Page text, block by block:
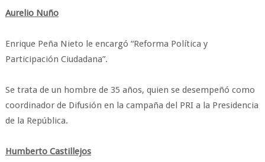
Aurelio Nuño
Enrique Peña Nieto le encargó “Reforma Política y
Participación Ciudadana”.
Se trata de un hombre de 35 años, quien se desempeñó como
coordinador de Difusión en la campaña del PRI a la Presidencia
de la República.
Humberto Castillejos